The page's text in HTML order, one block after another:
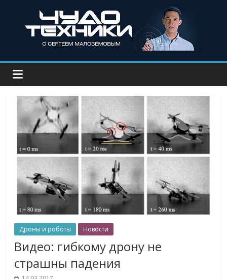
Дроны и роботы Новости
Видео: гибкому дрону не
страшны падения